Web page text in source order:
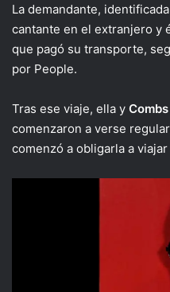
La demandante, identificada
cantante en el extranjero y
que pagó su transporte,
por People.
Tras ese viaje, ella y Combs
comenzaron a verse
comenzó a obligarla a